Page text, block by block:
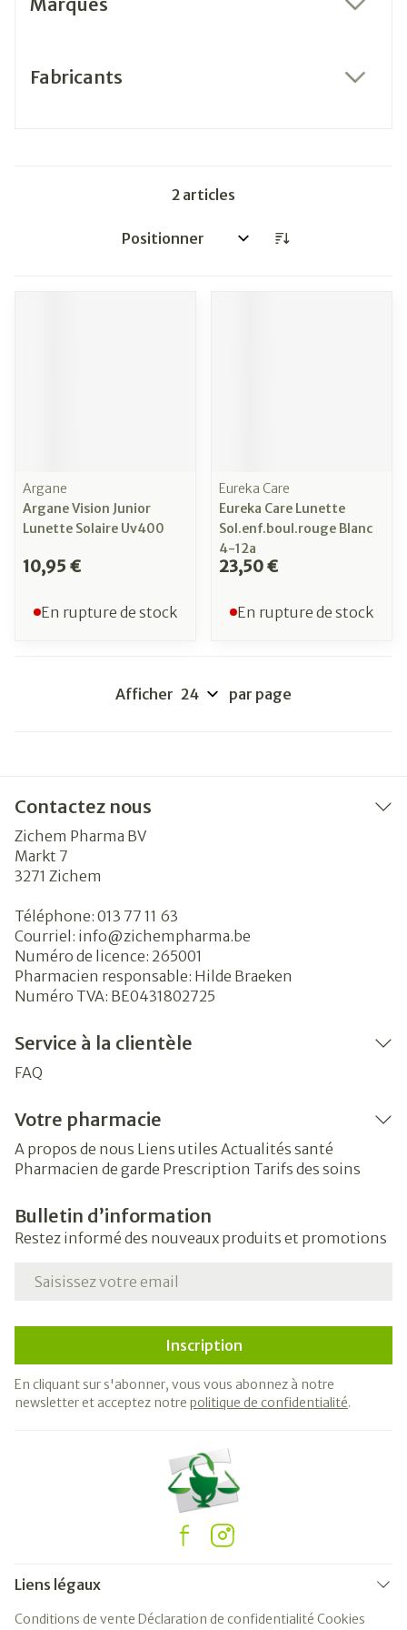
Fabricants
2 articles
Trier par:
Argane
Argane Vision Junior
Lunette Solaire Uv400
10,95 €
En rupture de stock
Eureka Care
Eureka Care Lunette
Sol.enf.boul.rouge Blanc
4-12a
23,50 €
En rupture de stock
Afficher par page
Contactez nous
Zichem Pharma BV
Markt 7
3271 Zichem
Téléphone: 013 77 11 63
Courriel: info@zichempharma.be
Numéro de licence: 265001
Pharmacien responsable: Hilde Braeken
Numéro TVA: BE0431802725
Service à la clientèle
FAQ
Votre pharmacie
A propos de nous Liens utiles Actualités santé
Pharmacien de garde Prescription Tarifs des soins
Bulletin d’information
Restez informé des nouveaux produits et promotions
Adresse mail
Inscription
En cliquant sur s'abonner, vous vous abonnez à notre
newsletter et acceptez notre politique de confidentialité.
Liens légaux
Conditions de vente Déclaration de confidentialité Cookies